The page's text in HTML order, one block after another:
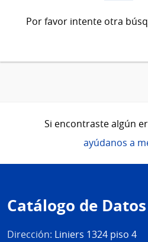
Por favor intente otra
Si encontraste algún
ayúdanos a
de
página
Catálogo de
Dirección: Liniers 1324 piso 4